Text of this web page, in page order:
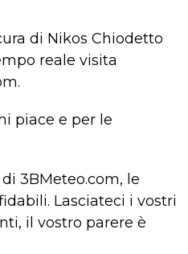
di Nikos Chiodetto
reale visita
piace e per le
3BMeteo.com, le
Lasciateci i vostri
il vostro parere è